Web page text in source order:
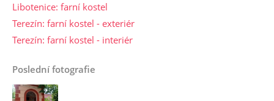
Libotenice: farní kostel
Terezín: farní kostel - exteriér
Terezín: farní kostel - interiér
Poslední fotografie